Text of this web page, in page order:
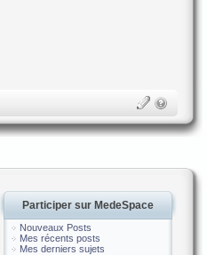
Participer sur MedeSpace
Nouveaux Posts
Mes récents posts
Mes derniers sujets